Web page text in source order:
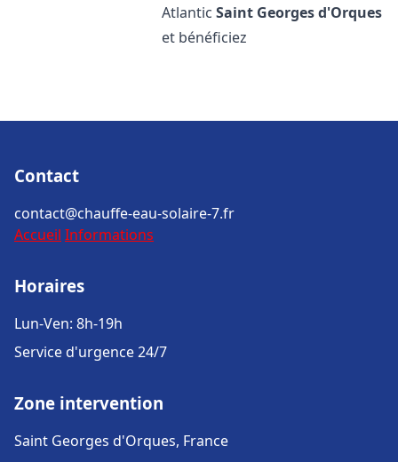
AtlanticSaint Georges d'Orques
et bénéficiez
Contact
contact@chauffe-eau-solaire-7.fr
Accueil Informations
Horaires
Lun-Ven: 8h-19h
Service d'urgence 24/7
Zone intervention
Saint Georges d'Orques, France